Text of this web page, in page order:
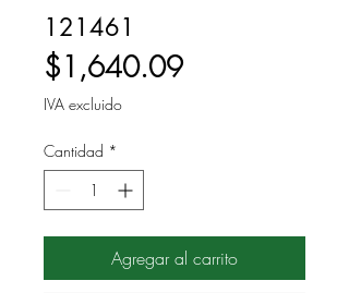
121461
$1,640.09Precio
IVA excluido
Cantidad *
Agregar al carrito